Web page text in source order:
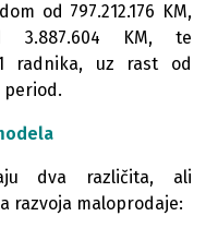
od 797.212.176 KM,
3.887.604 KM, te
radnika, uz rast od
period.
dva različita, ali
razvoja maloprodaje: